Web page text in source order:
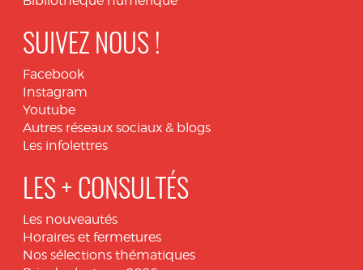
SUIVEZ NOUS !
Facebook
Instagram
Youtube
Autres réseaux sociaux & blogs
Les infolettres
LES + CONSULTÉS
Les nouveautés
Horaires et fermetures
Nos sélections thématiques